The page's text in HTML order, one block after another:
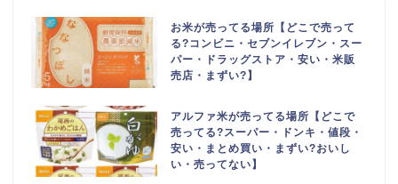
お米が売ってる場所【どこで売って
る?コンビニ・セブンイレブン・スー
パー・ドラッグストア・安い・米販
売店・まずい?】
アルファ米が売ってる場所【どこで
売ってる?スーパー・ドンキ・値段・
安い・まとめ買い・まずい?おいし
い・売ってない】